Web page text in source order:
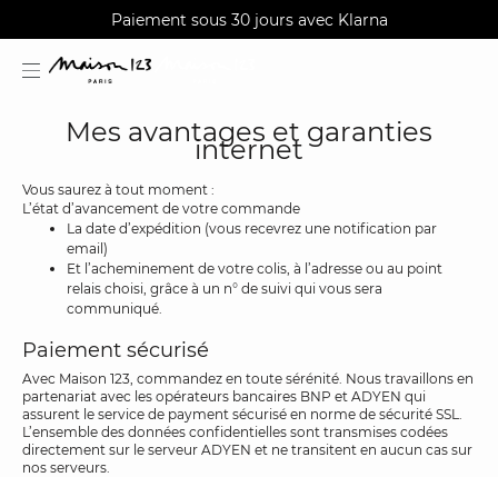
Livraisons et retours gratuits en boutique
AGUA : Découvrez notre nouvelle collection
Paiement sous 30 jours avec Klarna
Mes avantages et garanties
internet
Vous saurez à tout moment :
L’état d’avancement de votre commande
La date d’expédition (vous recevrez une notification par
email)
Et l’acheminement de votre colis, à l’adresse ou au point
relais choisi, grâce à un n° de suivi qui vous sera
communiqué.
Paiement sécurisé
Avec Maison 123, commandez en toute sérénité. Nous travaillons en
partenariat avec les opérateurs bancaires BNP et ADYEN qui
assurent le service de payment sécurisé en norme de sécurité SSL.
L’ensemble des données confidentielles sont transmises codées
directement sur le serveur ADYEN et ne transitent en aucun cas sur
nos serveurs.